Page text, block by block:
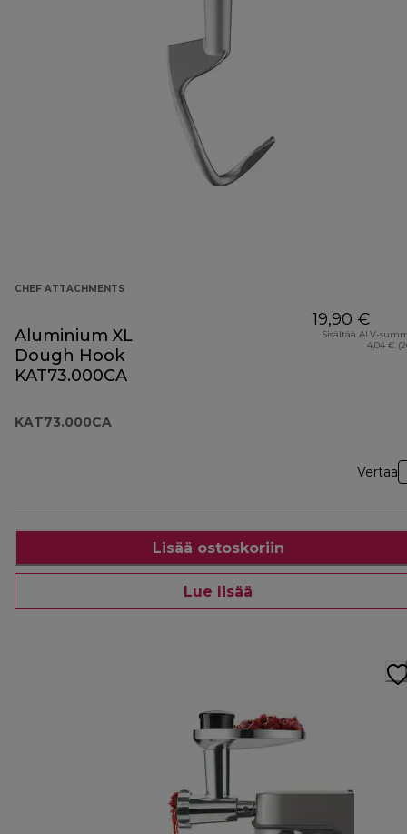
CHEF ATTACHMENTS
Aluminium XL
Dough Hook
KAT73.000CA
KAT73.000CA
19,90 €
Sisältää ALV-
4,04 €
Vertaa
Lisää ostoskoriin
Lue lisää